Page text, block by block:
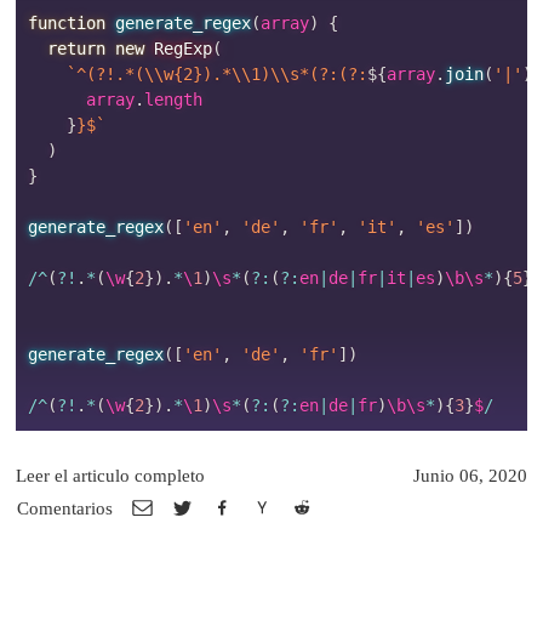
function generate_regex(array)
{
return new RegExp(
`^(?!.*(\\w{2}).*\\1)\\s*(?:(?: ${array. join( '|' )
      array
. length
}}$`
)
}
generate_regex( [ 'en' , 'de' , 'fr' , 'it' , 'es' ] )
/^(? ! . * (\w{2}) . *\1 )\s* (? : (? : en de fr it es)\b\s*){5}
generate_regex( [ 'en' , 'de' , 'fr' ] )
/^(? ! . * (\w{2}) . *\1 )\s* (? : (? : en de fr)\b\s*){3}$/
Comentarios
Leer el articulo completo Junio 06, 2020